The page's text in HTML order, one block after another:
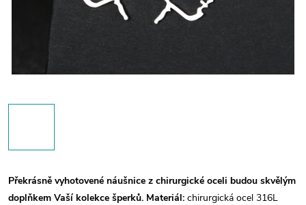
Překrásně vyhotovené náušnice z chirurgické oceli budou skvělým
doplňkem Vaší kolekce šperků. Materiál: chirurgická ocel 316L